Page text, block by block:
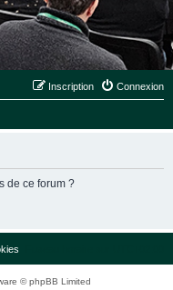
Connexion
Inscription
de ce forum ?
© phpBB Limited